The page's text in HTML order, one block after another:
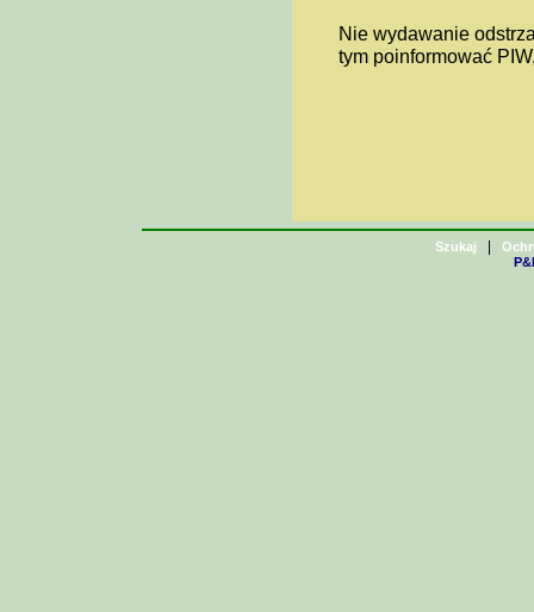
Nie wydawanie
tym poinformować
Szukaj